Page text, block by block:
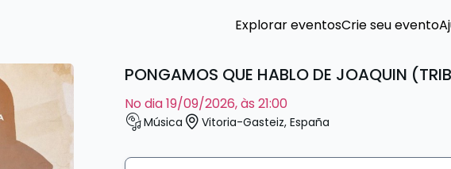
Explorar eventosCrie seu evento
PONGAMOS QUE HABLO DE JOAQUIN
no dia 19/09/2026, às 21:00
Música Vitoria-Gasteiz, España